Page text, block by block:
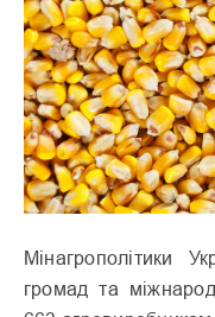
Мінагрополітики
громад та